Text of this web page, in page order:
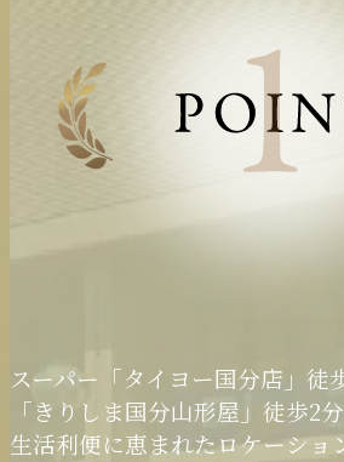
スーパー「タイヨー国分店」徒
「きりしま国分山形屋」徒歩2分
生活利便に恵まれたロケーショ